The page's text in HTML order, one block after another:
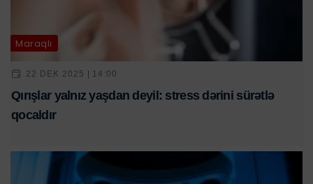
Maraqlı
22 DEK 2025 | 14:00
Qırışlar yalnız yaşdan deyil: stress dərini sürətlə
qocaldır